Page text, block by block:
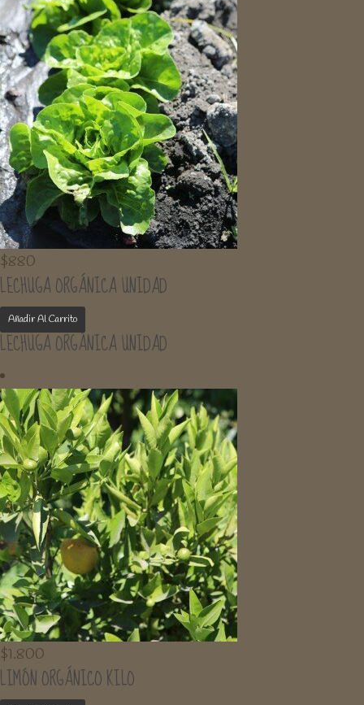
$880
LECHUGA ORGÁNICA UNIDAD
Añadir Al Carrito
LECHUGA ORGÁNICA UNIDAD
$1.800
LIMÓN ORGÁNICO KILO